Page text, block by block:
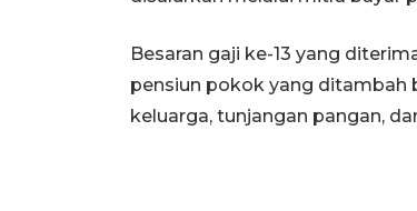
Besaran gaji ke-13 yang
pensiun pokok yang ditambah
keluarga, tunjangan pangan,